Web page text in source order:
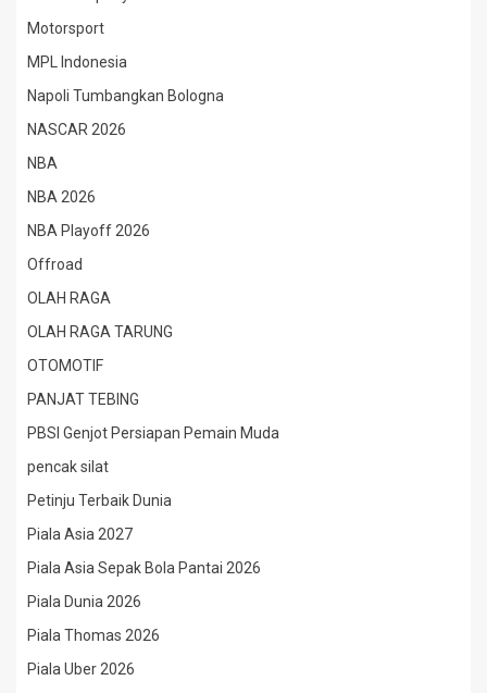
Motorsport
MPL Indonesia
Napoli Tumbangkan Bologna
NASCAR 2026
NBA
NBA 2026
NBA Playoff 2026
Offroad
OLAH RAGA
OLAH RAGA TARUNG
OTOMOTIF
PANJAT TEBING
PBSI Genjot Persiapan Pemain Muda
pencak silat
Petinju Terbaik Dunia
Piala Asia 2027
Piala Asia Sepak Bola Pantai 2026
Piala Dunia 2026
Piala Thomas 2026
Piala Uber 2026